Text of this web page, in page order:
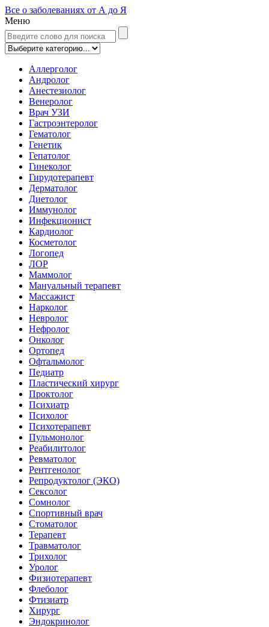
Все о заболеваниях от А до Я
Меню
Аллерголог
Андролог
Анестезиолог
Венеролог
Врач УЗИ
Гастроэнтеролог
Гематолог
Генетик
Гепатолог
Гинеколог
Гирудотерапевт
Дерматолог
Диетолог
Иммунолог
Инфекционист
Кардиолог
Косметолог
Логопед
ЛОР
Маммолог
Мануальный терапевт
Массажист
Нарколог
Невролог
Нефролог
Онколог
Ортопед
Офтальмолог
Педиатр
Пластический хирург
Проктолог
Психиатр
Психолог
Психотерапевт
Пульмонолог
Реабилитолог
Ревматолог
Рентгенолог
Репродуктолог (ЭКО)
Сексолог
Сомнолог
Спортивный врач
Стоматолог
Терапевт
Травматолог
Трихолог
Уролог
Физиотерапевт
Флеболог
Фтизиатр
Хирург
Эндокринолог